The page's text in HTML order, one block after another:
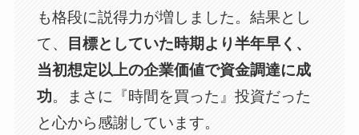
も格段に説得力が増しました。結果とし
て、
目標としていた時期より半年早く、
当初想定以上の企業価値で資金調達に成
功。まさに『時間を買った』投資だった
と心から感謝しています。